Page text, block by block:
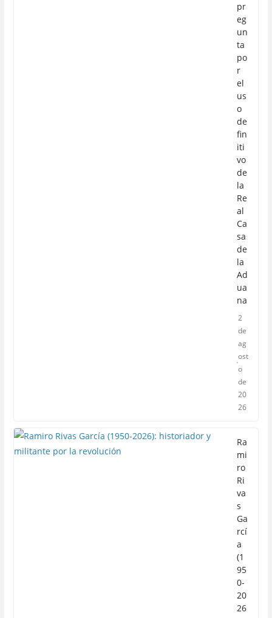
pr
eg
un
ta
po
r
el
us
o
de
fin
iti
vo
de
la
Re
al
Ca
sa
de
la
Ad
ua
na
2
de
ag
ost
o
de
20
26
Ra
mi
ro
Ri
va
s
Ga
rcí
a
(1
95
0-
20
26